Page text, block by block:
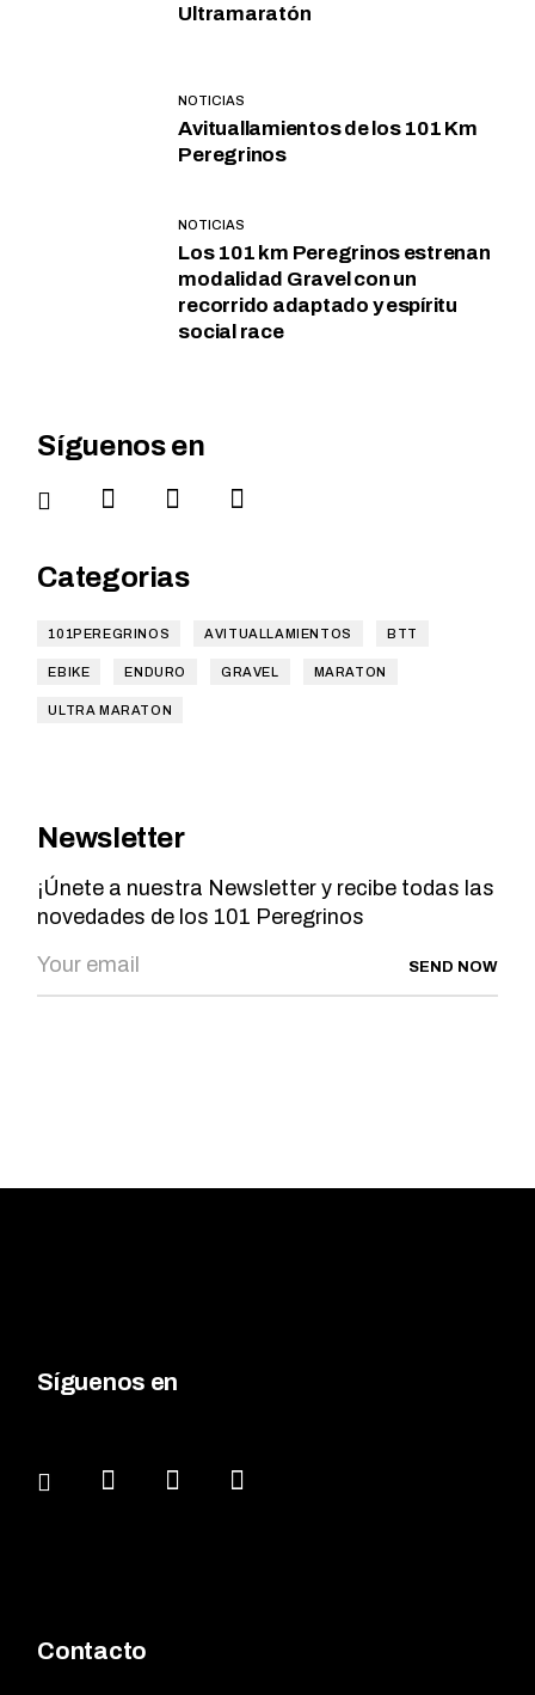
Ultramaratón
NOTICIAS
Avituallamientos de los 101 Km
Peregrinos
NOTICIAS
Los 101 km Peregrinos estrenan
modalidad Gravel con un
recorrido adaptado y espíritu
social race
Síguenos en
Categorias
101PEREGRINOS AVITUALLAMIENTOS BTT
EBIKE ENDURO GRAVEL MARATON
ULTRA MARATON
Newsletter
¡Únete a nuestra Newsletter y recibe todas las
novedades de los 101 Peregrinos
SEND NOW
Síguenos en
Contacto